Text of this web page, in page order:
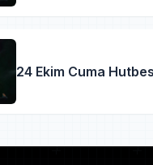
24 Ekim Cuma